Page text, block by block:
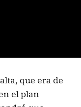
que era de
el plan